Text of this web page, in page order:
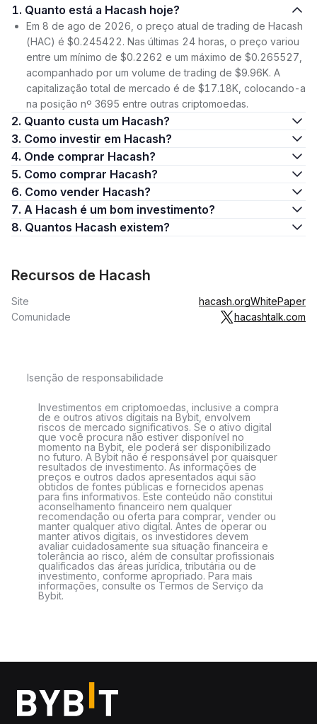
1. Quanto está a Hacash hoje?
Em 8 de ago de 2026, o preço atual de trading de Hacash
(HAC) é $0.245422. Nas últimas 24 horas, o preço variou
entre um mínimo de $0.2262 e um máximo de $0.265527,
acompanhado por um volume de trading de $9.96K. A
capitalização total de mercado é de $17.18K, colocando-a
na posição nº 3695 entre outras criptomoedas.
2. Quanto custa um Hacash?
3. Como investir em Hacash?
4. Onde comprar Hacash?
5. Como comprar Hacash?
6. Como vender Hacash?
7. A Hacash é um bom investimento?
8. Quantos Hacash existem?
Recursos de Hacash
Site hacash.orgWhitePaper
Comunidade
hacashtalk.com
Isenção de responsabilidade
Investimentos em criptomoedas, inclusive a compra
de e outros ativos digitais na Bybit, envolvem
riscos de mercado significativos. Se o ativo digital
que você procura não estiver disponível no
momento na Bybit, ele poderá ser disponibilizado
no futuro. A Bybit não é responsável por quaisquer
resultados de investimento. As informações de
preços e outros dados apresentados aqui são
obtidos de fontes públicas e fornecidos apenas
para fins informativos. Este conteúdo não constitui
aconselhamento financeiro nem qualquer
recomendação ou oferta para comprar, vender ou
manter qualquer ativo digital. Antes de operar ou
manter ativos digitais, os investidores devem
avaliar cuidadosamente sua situação financeira e
tolerância ao risco, além de consultar profissionais
qualificados das áreas jurídica, tributária ou de
investimento, conforme apropriado. Para mais
informações, consulte os Termos de Serviço da
Bybit.